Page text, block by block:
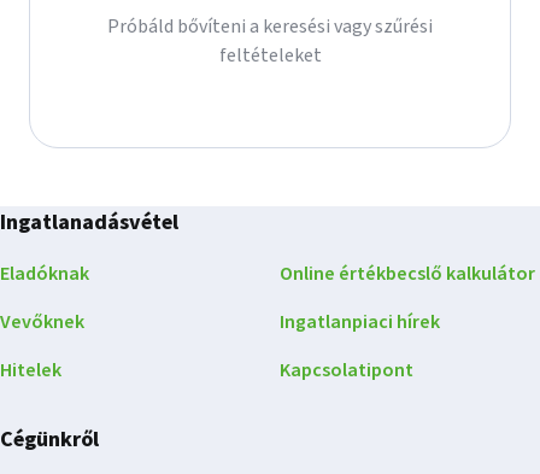
Próbáld bővíteni a keresési vagy szűrési
feltételeket
Ingatlanadásvétel
Eladóknak
Vevőknek
Hitelek
Online értékbecslő kalkulátor
Ingatlanpiaci hírek
Kapcsolatipont
Cégünkről